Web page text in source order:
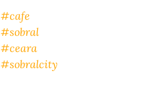
#cafe
#sobral
#ceara
#sobralcity